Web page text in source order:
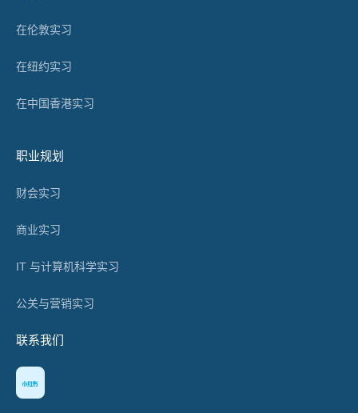
在伦敦实习
在纽约实习
在中国香港实习
职业规划
财会实习
商业实习
IT 与计算机科学实习
公关与营销实习
联系我们